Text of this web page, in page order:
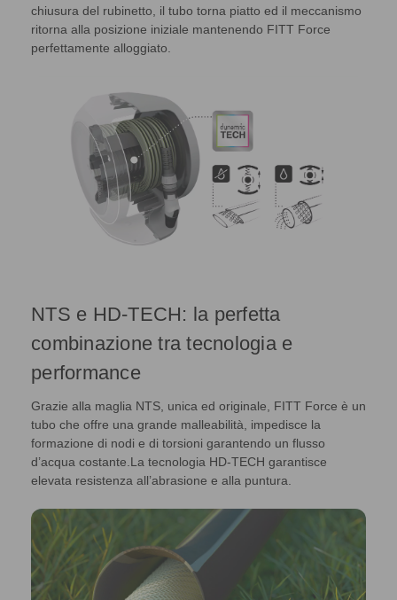
chiusura del rubinetto, il tubo torna piatto ed il meccanismo
ritorna alla posizione iniziale mantenendo FITT Force
perfettamente alloggiato.
NTS e HD-TECH: la perfetta
combinazione tra tecnologia e
performance
Grazie alla maglia NTS, unica ed originale, FITT Force è un
tubo che offre una grande malleabilità, impedisce la
formazione di nodi e di torsioni garantendo un flusso
d’acqua costante.La tecnologia HD-TECH garantisce
elevata resistenza all’abrasione e alla puntura.